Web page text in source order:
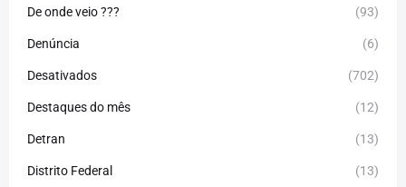
De onde veio ??? (93)
Denúncia (6)
Desativados (702)
Destaques do mês (12)
Detran (13)
Distrito Federal (13)